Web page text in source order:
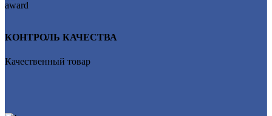
КОНТРОЛЬ КАЧЕСТВА
Качественный товар